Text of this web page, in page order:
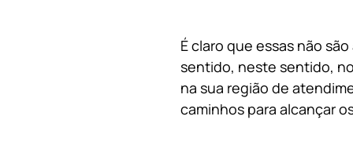
É claro que essas não
sentido, neste sentido,
na sua região de
caminhos para alcançar